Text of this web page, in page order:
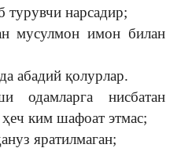
нарсадир;
мусулмон имон билан
абадий қолурлар.
одамларга нисбатан
ким шафоат этмас;
яратилмаган;